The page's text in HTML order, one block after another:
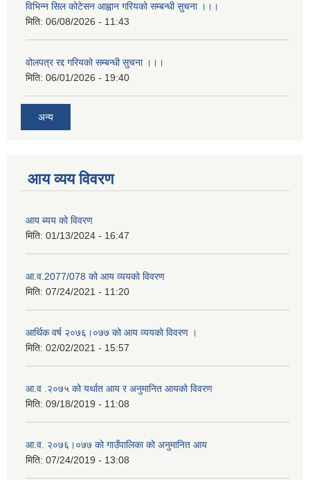
विभिन्न सिल कोटेसन आह्वान गरियको सम्बन्धी सुचना ।।।
मिति: 06/08/2026 - 11:43
वोलपत्र रद्द गरियको सम्बन्धी सुचना ।।।
मिति: 06/01/2026 - 19:40
अन्य
आय व्यय विवरण
आय ब्यय को विवरण
मिति: 01/13/2024 - 16:47
आ.व.2077/078 को आय व्ययको विवरण
मिति: 07/24/2021 - 11:20
आर्थिक वर्ष २०७६।०७७ को आय व्ययको विवरण ।
मिति: 02/02/2021 - 15:57
आ.व .२०७५ को यर्थात आय र अनुमानित आयको विवरण
मिति: 09/18/2019 - 11:08
आ.व. २०७६।०७७ को गाउँपालिका को अनुमानित आय
मिति: 07/24/2019 - 13:08